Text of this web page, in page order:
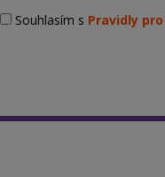
Souhlasím s Pravidly